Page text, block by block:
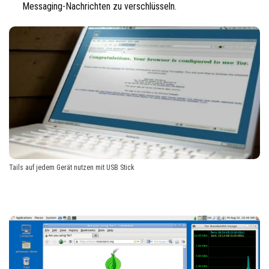
Messaging-Nachrichten zu verschlüsseln.
Tails auf jedem Gerät nutzen mit USB Stick